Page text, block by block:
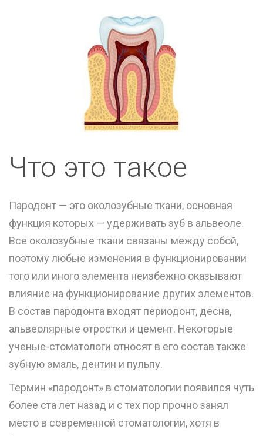
Что это такое
Пародонт — это околозубные ткани, основная
функция которых — удерживать зуб в альвеоле.
Все околозубные ткани связаны между собой,
поэтому любые изменения в функционировании
того или иного элемента неизбежно оказывают
влияние на функционирование других элементов.
В состав пародонта входят периодонт, десна,
альвеолярные отростки и цемент. Некоторые
ученые-стоматологи относят в его состав также
зубную эмаль, дентин и пульпу.
Термин «пародонт» в стоматологии появился чуть
более ста лет назад и с тех пор прочно занял
место в современной стоматологии, хотя в